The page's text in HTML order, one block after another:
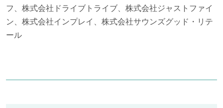
フ、株式会社ドライブトライブ、株式会社ジャストファイ
ン、株式会社インプレイ、株式会社サウンズグッド・リテ
ール